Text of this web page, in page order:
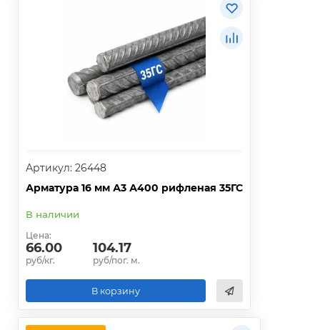
Артикул: 26448
Арматура 16 мм А3 А400 рифленая 35ГС
В наличии
Цена:
66.00
руб/кг.
104.17
руб/пог. м.
В корзину